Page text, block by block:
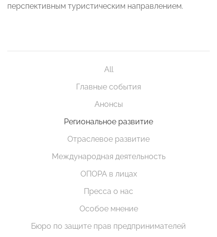
перспективным туристическим направлением.
All
Главные события
Анонсы
Региональное развитие
Отраслевое развитие
Международная деятельность
ОПОРА в лицах
Пресса о нас
Особое мнение
Бюро по защите прав предпринимателей